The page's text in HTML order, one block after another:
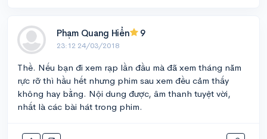
Phạm Quang Hiển 9
23:12 24/03/2018
Thề. Nếu bạn đi xem rạp lần đầu mà đã xem tháng năm
rực rỡ thì hầu hết nhưng phim sau xem đều cảm thấy
không hay bằng. Nội dung được, âm thanh tuyệt vời,
nhất là các bài hát trong phim.